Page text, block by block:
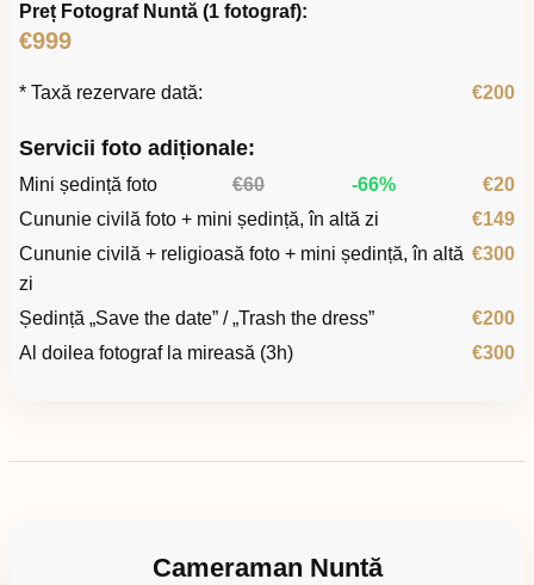
Preț Fotograf Nuntă (1 fotograf):
€999
* Taxă rezervare dată: €200
Servicii foto adiționale:
Mini ședință foto €60 -66%
€20
Cununie civilă foto + mini ședință, în altă zi
€149
Cununie civilă + religioasă foto + mini ședință, în altă
zi
€300
Ședință „Save the date” / „Trash the dress”
€200
Al doilea fotograf la mireasă (3h)
€300
Cameraman Nuntă